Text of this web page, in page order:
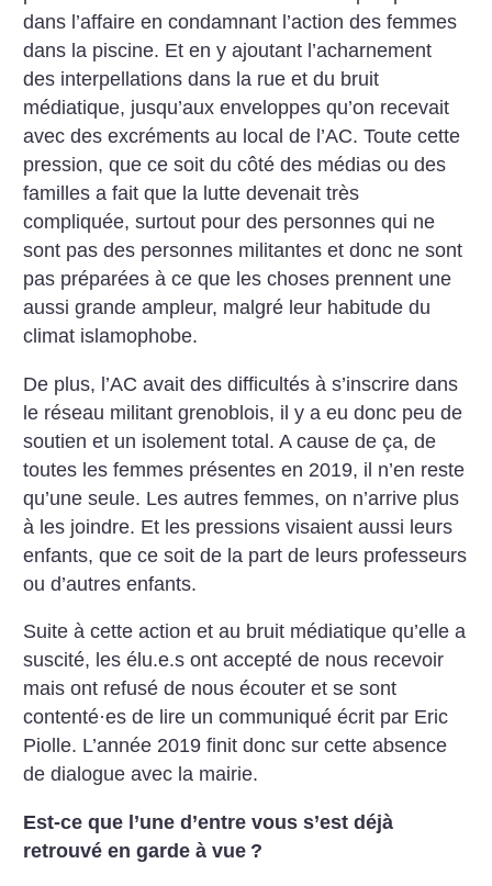
dans l’affaire en condamnant l’action des femmes
dans la piscine. Et en y ajoutant l’acharnement
des interpellations dans la rue et du bruit
médiatique, jusqu’aux enveloppes qu’on recevait
avec des excréments au local de l’AC. Toute cette
pression, que ce soit du côté des médias ou des
familles a fait que la lutte devenait très
compliquée, surtout pour des personnes qui ne
sont pas des personnes militantes et donc ne sont
pas préparées à ce que les choses prennent une
aussi grande ampleur, malgré leur habitude du
climat islamophobe.
De plus, l’AC avait des difficultés à s’inscrire dans
le réseau militant grenoblois, il y a eu donc peu de
soutien et un isolement total. A cause de ça, de
toutes les femmes présentes en 2019, il n’en reste
qu’une seule. Les autres femmes, on n’arrive plus
à les joindre. Et les pressions visaient aussi leurs
enfants, que ce soit de la part de leurs professeurs
ou d’autres enfants.
Suite à cette action et au bruit médiatique qu’elle a
suscité, les élu.e.s ont accepté de nous recevoir
mais ont refusé de nous écouter et se sont
contenté·es de lire un communiqué écrit par Eric
Piolle. L’année 2019 finit donc sur cette absence
de dialogue avec la mairie.
Est-ce que l’une d’entre vous s’est déjà
retrouvé en garde à vue ?